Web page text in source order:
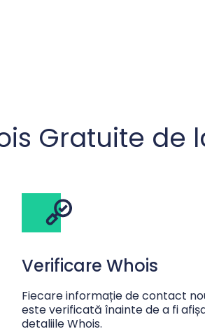
Gratuite de
Verificare Whois
Fiecare informație de contact
este verificată înainte de a fi
detaliile Whois.